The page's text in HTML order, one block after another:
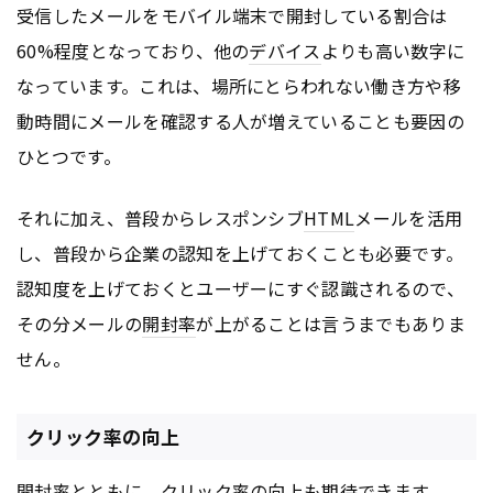
受信したメールをモバイル端末で開封している割合は
60%程度となっており、他のデバイス よりも高い数字に
なっています。これは、場所にとらわれない働き方や移
動時間にメールを確認する人が増えていることも要因の
ひとつです。
それに加え、普段からレスポンシブHTMLメールを活用
し、普段から企業の認知を上げておくことも必要です。
認知度を上げておくとユーザーにすぐ認識されるので、
その分メールの開封率が上がることは言うまでもありま
せん。
クリック率の向上